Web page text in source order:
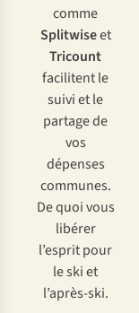
comme
Splitwiseet
Tricount
facilitent le
suivi et le
partage de
vos
dépenses
communes.
De quoi vous
libérer
l’esprit pour
le ski et
l’après-ski.